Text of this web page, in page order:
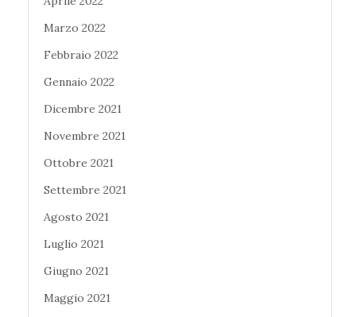
Marzo 2022
Febbraio 2022
Gennaio 2022
Dicembre 2021
Novembre 2021
Ottobre 2021
Settembre 2021
Agosto 2021
Luglio 2021
Giugno 2021
Maggio 2021